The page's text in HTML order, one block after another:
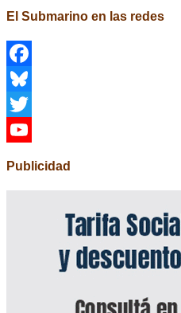
El Submarino en las redes
Facebook
Bluesky
Twitter
Publicidad